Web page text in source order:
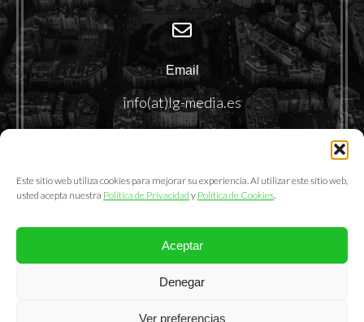
Este sitio web utiliza cookies para mejorar su experiencia. Al utilizar este sitio web,
usted acepta nuestra Política de Privacidad y Política de Cookies.
Aceptar
Denegar
Ver preferencias
Email
info(at)lg-media.es
@2025. LemonGrass Communications S.L.